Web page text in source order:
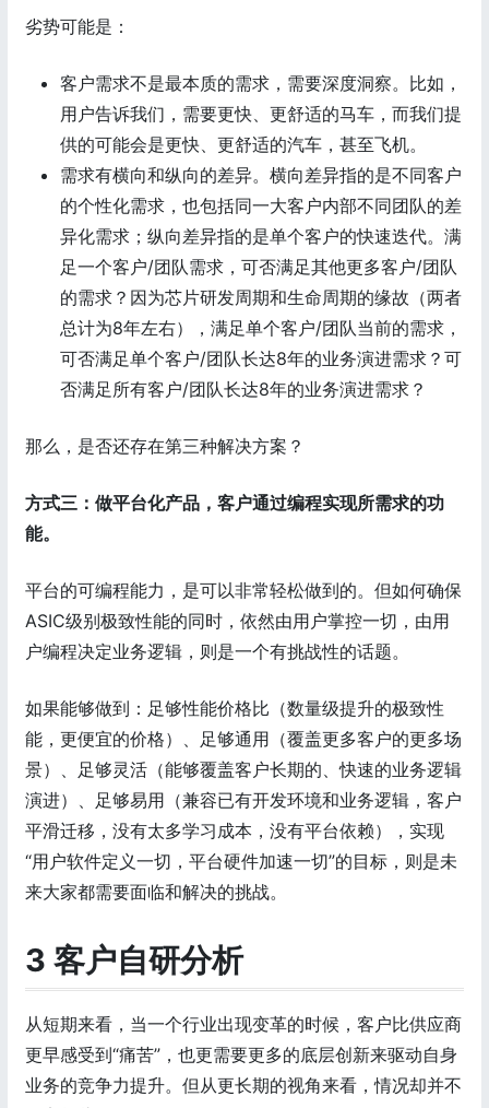
劣势可能是：
客户需求不是最本质的需求，需要深度洞察。比如，
用户告诉我们，需要更快、更舒适的马车，而我们提
供的可能会是更快、更舒适的汽车，甚至飞机。
需求有横向和纵向的差异。横向差异指的是不同客户
的个性化需求，也包括同一大客户内部不同团队的差
异化需求；纵向差异指的是单个客户的快速迭代。满
足一个客户/团队需求，可否满足其他更多客户/团队
的需求？因为芯片研发周期和生命周期的缘故（两者
总计为8年左右），满足单个客户/团队当前的需求，
可否满足单个客户/团队长达8年的业务演进需求？可
否满足所有客户/团队长达8年的业务演进需求？
那么，是否还存在第三种解决方案？
方式三：做平台化产品，客户通过编程实现所需求的功
能。
平台的可编程能力，是可以非常轻松做到的。但如何确保
ASIC级别极致性能的同时，依然由用户掌控一切，由用
户编程决定业务逻辑，则是一个有挑战性的话题。
如果能够做到：足够性能价格比（数量级提升的极致性
能，更便宜的价格）、足够通用（覆盖更多客户的更多场
景）、足够灵活（能够覆盖客户长期的、快速的业务逻辑
演进）、足够易用（兼容已有开发环境和业务逻辑，客户
平滑迁移，没有太多学习成本，没有平台依赖），实现
“用户软件定义一切，平台硬件加速一切”的目标，则是未
来大家都需要面临和解决的挑战。
3 客户自研分析
从短期来看，当一个行业出现变革的时候，客户比供应商
更早感受到“痛苦”，也更需要更多的底层创新来驱动自身
业务的竞争力提升。但从更长期的视角来看，情况却并不